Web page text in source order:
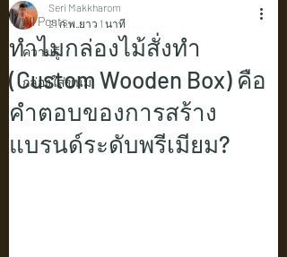
All Posts
ความรู้
กล่องใส่ขนม
ทำไมกล่องไม้สั่งทำ
(Custom Wooden Box) คือ
คำตอบของการสร้าง
แบรนด์ระดับพรีเมียม?
Seri Makkharom
21 ก.พ. ยาว 1 นาที